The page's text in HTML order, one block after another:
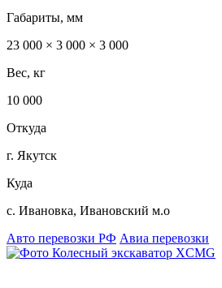
Габариты, мм
23 000 × 3 000 × 3 000
Вес, кг
10 000
Откуда
г. Якутск
Куда
с. Ивановка, Ивановский м.о
Авто перевозки РФ Авиа перевозки